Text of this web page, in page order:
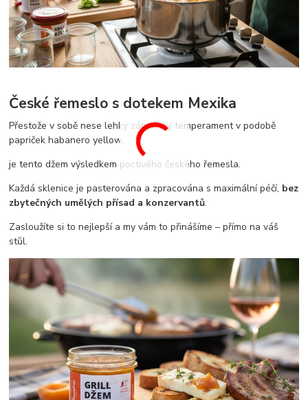
České řemeslo s dotekem Mexika
Přestože v sobě nese lehký zámořský temperament v podobě
papriček habanero yellow,
je tento džem výsledkem poctivého českého řemesla.
Každá sklenice je pasterována a zpracována s maximální péčí, bez
zbytečných umělých přísad a konzervantů.
Zasloužíte si to nejlepší a my vám to přinášíme – přímo na váš
stůl.